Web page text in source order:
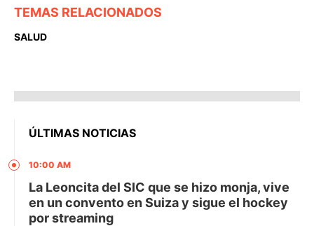
TEMAS RELACIONADOS
SALUD
ÚLTIMAS NOTICIAS
10:00 AM
La Leoncita del SIC que se hizo monja, vive
en un convento en Suiza y sigue el hockey
por streaming